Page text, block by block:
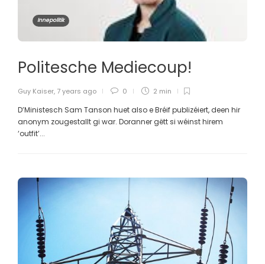
Innepolitik
Politesche Mediecoup!
Guy Kaiser, 7 years ago 0 2 min
D’Ministesch Sam Tanson huet also e Bréif publizéiert, deen hir
anonym zougestallt gi war. Doranner gëtt si wéinst hirem
‘outfit’...